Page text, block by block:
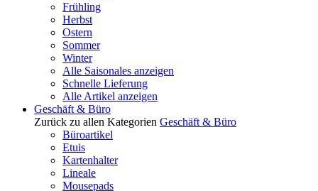
Frühling
Herbst
Ostern
Sommer
Winter
Alle Saisonales anzeigen
Schnelle Lieferung
Alle Artikel anzeigen
Geschäft & Büro
Zurück zu allen Kategorien Geschäft & Büro
Büroartikel
Etuis
Kartenhalter
Lineale
Mousepads